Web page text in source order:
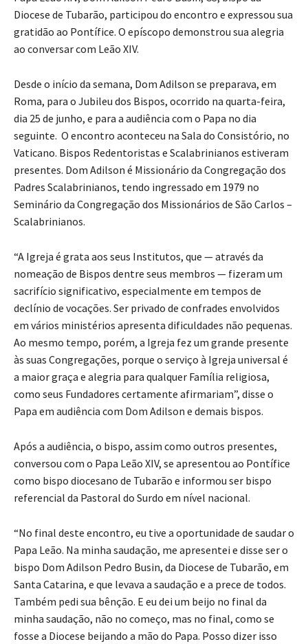
Diocese de Tubarão, participou do encontro e expressou sua
gratidão ao Pontífice. O epíscopo demonstrou sua alegria
ao conversar com Leão XIV.
Desde o início da semana, Dom Adilson se preparava, em
Roma, para o Jubileu dos Bispos, ocorrido na quarta-feira,
dia 25 de junho, e para a audiência com o Papa no dia
seguinte. O encontro aconteceu na Sala do Consistório, no
Vaticano. Bispos Redentoristas e Scalabrinianos estiveram
presentes. Dom Adilson é Missionário da Congregação dos
Padres Scalabrinianos, tendo ingressado em 1979 no
Seminário da Congregação dos Missionários de São Carlos –
Scalabrinianos.
“A Igreja é grata aos seus Institutos, que — através da
nomeação de Bispos dentre seus membros — fizeram um
sacrifício significativo, especialmente em tempos de
declínio de vocações. Ser privado de confrades envolvidos
em vários ministérios apresenta dificuldades não pequenas.
Ao mesmo tempo, porém, a Igreja fez um grande presente
às suas Congregações, porque o serviço à Igreja universal é
a maior graça e alegria para qualquer Família religiosa,
como seus Fundadores certamente afirmariam”, disse o
Papa em audiência com Dom Adilson e demais bispos.
Após a audiência, o bispo, assim como outros presentes,
conversou com o Papa Leão XIV, se apresentou ao Pontífice
como bispo diocesano de Tubarão e informou ser bispo
referencial da Pastoral do Surdo em nível nacional.
“No final deste encontro, eu tive a oportunidade de saudar o
Papa Leão. Na minha saudação, me apresentei e disse ser o
bispo Dom Adilson Pedro Busin, da Diocese de Tubarão, em
Santa Catarina, e que levava a saudação e a prece de todos.
Também pedi sua bênção. E eu dei um beijo no final da
minha saudação, não no começo, mas no final, como se
fosse a Diocese beijando a mão do Papa. Posso dizer isso